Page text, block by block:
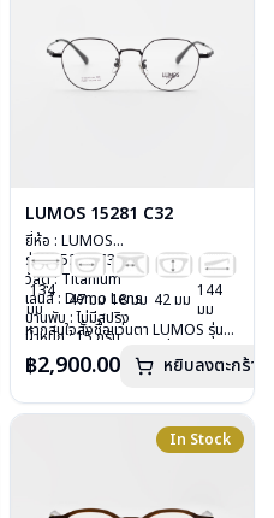
LUMOS 15281 C32
ยี่ห้อ : LUMOS
รุ่น : 15281 C32
วัสดุ : Titanium
เลนส์ : Demo Lens
บานพับ : ไม่มีสปริง
น้ำหนัก : 15 กรัม
อุปกรณ์ : กล่องแว่น , ผ้าเช็ดแว่น
การรับประกัน : 2 ปี
134
มม
47 มม 18 มม 42 มม 144
มม
หากสนใจสั่งชื้อแว่นตา LUMOS รุ่น
กรุณาติดต่อเราคลิก
฿2,900.00 หยิบลงตะกร้า
In Stock